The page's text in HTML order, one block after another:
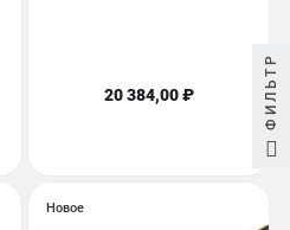
20 384,00 ₽
Новое
ФИЛЬТР